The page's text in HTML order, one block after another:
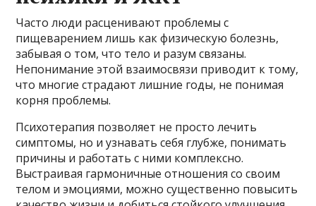
Часто люди расценивают проблемы с
пищеварением лишь как физическую болезнь,
забывая о том, что тело и разум связаны.
Непонимание этой взаимосвязи приводит к тому,
что многие страдают лишние годы, не понимая
корня проблемы.
Психотерапия позволяет не просто лечить
симптомы, но и узнавать себя глубже, понимать
причины и работать с ними комплексно.
Выстраивая гармоничные отношения со своим
телом и эмоциями, можно существенно повысить